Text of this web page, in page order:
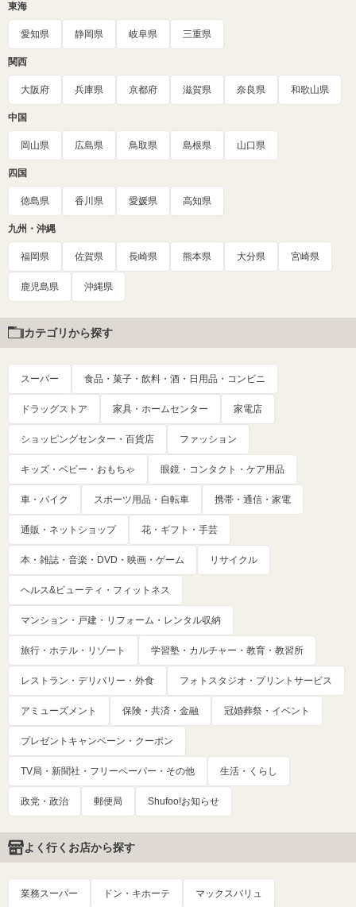
東海
愛知県 静岡県 岐阜県 三重県
関西
大阪府 兵庫県 京都府 滋賀県 奈良県 和歌山県
中国
岡山県 広島県 鳥取県 島根県 山口県
四国
徳島県 香川県 愛媛県 高知県
九州・沖縄
福岡県 佐賀県 長崎県 熊本県 大分県 宮崎県
鹿児島県 沖縄県
カテゴリから探す
スーパー 食品・菓子・飲料・酒・日用品・コンビニ
ドラッグストア 家具・ホームセンター 家電店
ショッピングセンター・百貨店 ファッション
キッズ・ベビー・おもちゃ 眼鏡・コンタクト・ケア用品
車・バイク スポーツ用品・自転車 携帯・通信・家電
通販・ネットショップ 花・ギフト・手芸
本・雑誌・音楽・DVD・映画・ゲーム リサイクル
ヘルス&ビューティ・フィットネス
マンション・戸建・リフォーム・レンタル収納
旅行・ホテル・リゾート 学習塾・カルチャー・教育・教習所
レストラン・デリバリー・外食 フォトスタジオ・プリントサービス
アミューズメント 保険・共済・金融 冠婚葬祭・イベント
プレゼントキャンペーン・クーポン
TV局・新聞社・フリーペーパー・その他 生活・くらし
政党・政治 郵便局 Shufoo!お知らせ
よく行くお店から探す
業務スーパー ドン・キホーテ マックスバリュ